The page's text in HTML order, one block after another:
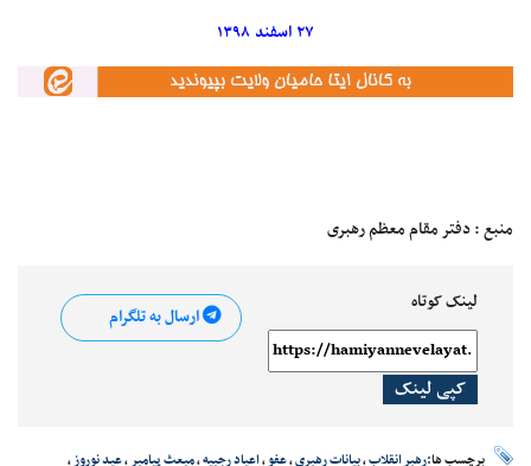
۲۷ اسفند ۱۳۹۸
منبع : دفتر مقام معظم رهبری
لینک کوتاه
کپی لینک
ارسال به تلگرام
برچسب ها:رهبر انقلاب،بیانات رهبری،عفو،اعیاد رجبیه،مبعث پیامبر،عید نوروز،